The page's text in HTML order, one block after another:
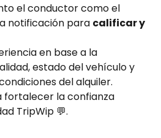
el conductor como el
notificación para calificar y
en base a la
estado del vehículo y
del alquiler.
fortalecer la confianza
TripWip 💬.